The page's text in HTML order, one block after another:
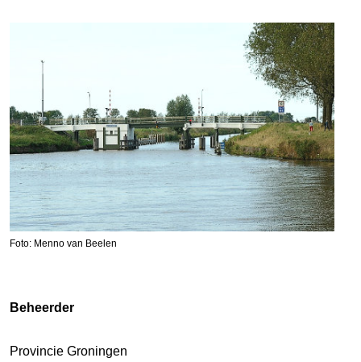
Foto: Menno van Beelen
Beheerder
Provincie Groningen